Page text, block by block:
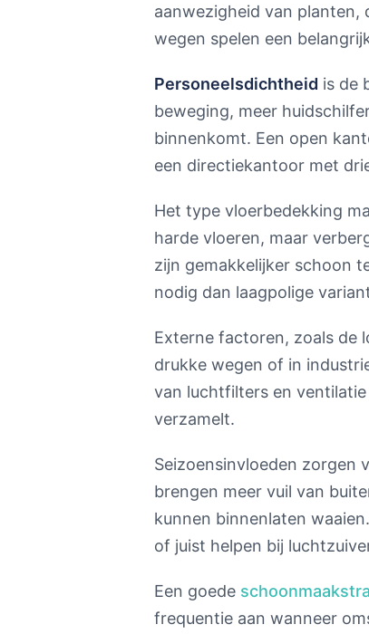
aanwezigheid van planten,
wegen spelen een
Personeelsdichtheid is de
beweging, meer
binnenkomt. Een open
een directiekantoor met
Het type vloerbedekking
harde vloeren, maar
zijn gemakkelijker schoon
nodig dan laagpolige
Externe factoren, zoals de
drukke wegen of in
van luchtfilters en
verzamelt.
Seizoensinvloeden zorgen
brengen meer vuil van
kunnen binnenlaten
of juist helpen bij
Een goede
frequentie aan wanneer